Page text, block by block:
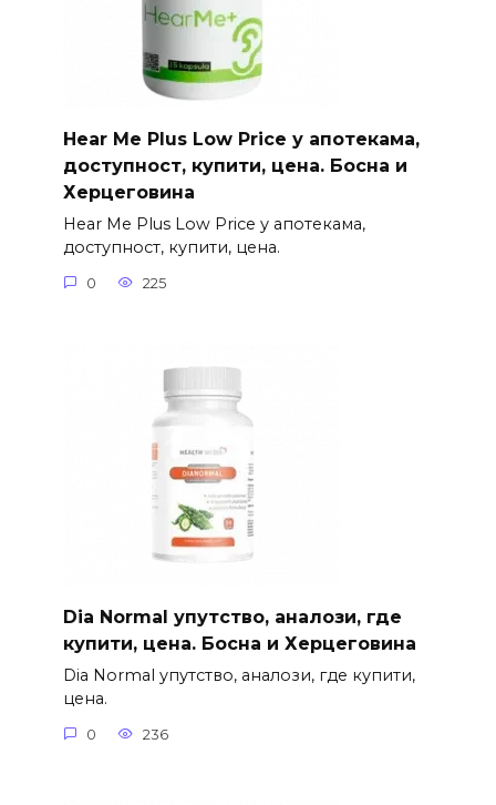
Hear Me Plus Low Price у апотекама,
доступност, купити, цена. Босна и
Херцеговина
Hear Me Plus Low Price у апотекама,
доступност, купити, цена.
0 225
Dia Normal упутство, аналози, где
купити, цена. Босна и Херцеговина
Dia Normal упутство, аналози, где купити,
цена.
0 236